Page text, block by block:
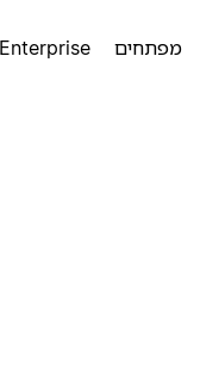
מפתחים Enterprise